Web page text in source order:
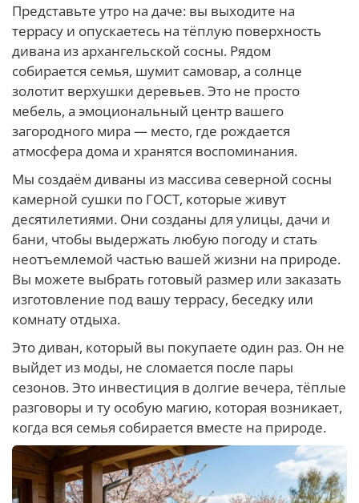
Представьте утро на даче: вы выходите на
террасу и опускаетесь на тёплую поверхность
дивана из архангельской сосны. Рядом
собирается семья, шумит самовар, а солнце
золотит верхушки деревьев. Это не просто
мебель, а эмоциональный центр вашего
загородного мира — место, где рождается
атмосфера дома и хранятся воспоминания.
Мы создаём диваны из массива северной сосны
камерной сушки по ГОСТ, которые живут
десятилетиями. Они созданы для улицы, дачи и
бани, чтобы выдержать любую погоду и стать
неотъемлемой частью вашей жизни на природе.
Вы можете выбрать готовый размер или заказать
изготовление под вашу террасу, беседку или
комнату отдыха.
Это диван, который вы покупаете один раз. Он не
выйдет из моды, не сломается после пары
сезонов. Это инвестиция в долгие вечера, тёплые
разговоры и ту особую магию, которая возникает,
когда вся семья собирается вместе на природе.